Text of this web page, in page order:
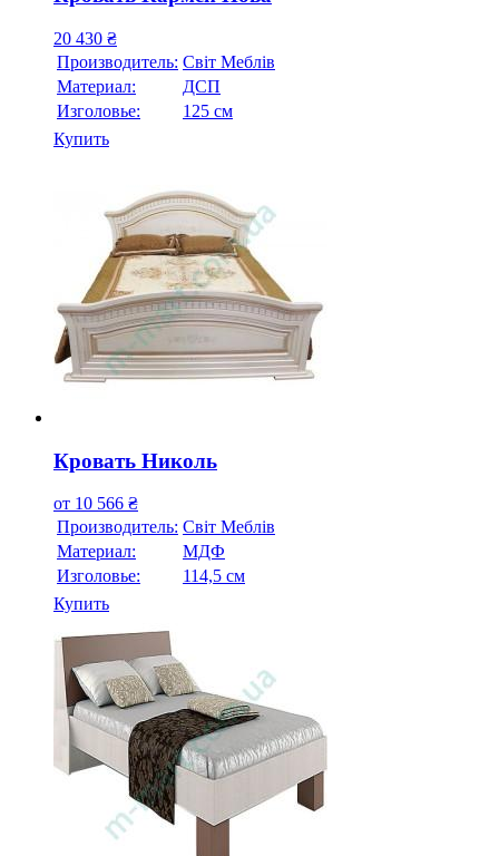
20 430 ₴
Производитель: Свiт Меблiв
Материал:
ДСП
Изголовье:
125 см
Купить
Кровать Николь
от 10 566 ₴
Производитель: Свiт Меблiв
Материал:
МДФ
Изголовье:
114,5 см
Купить